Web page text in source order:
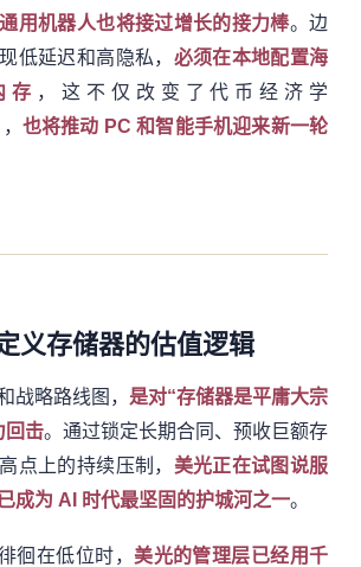
用机器人也将接过增长的接力棒。边
低延迟和高隐私， 必须在本地配置海
存 ，这不仅改变了代币经济学
也将推动 PC 和智能手机迎来新一轮
义存储器的估值逻辑
战略路线图， 是对“存储器是平庸大宗
回击。通过锁定长期合同、预收巨额存
点上的持续压制， 美光正在试图说服
成为 AI 时代最坚固的护城河之一。
徊在低位时， 美光的管理层已经用千